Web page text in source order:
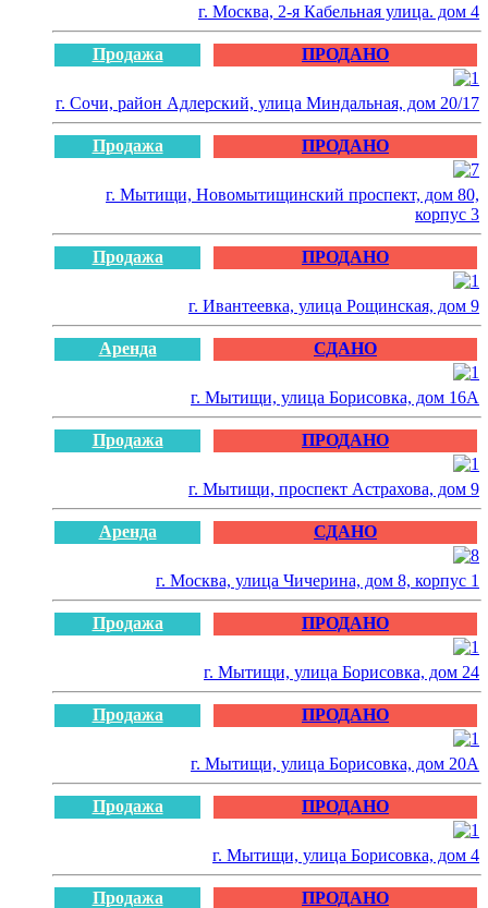
г. Москва, 2-я Кабельная улица. дом 4
Продажа ПРОДАНО
г. Сочи, район Адлерский, улица Миндальная, дом 20/17
Продажа ПРОДАНО
г. Мытищи, Новомытищинский проспект, дом 80,
корпус 3
Продажа ПРОДАНО
г. Ивантеевка, улица Рощинская, дом 9
Аренда СДАНО
г. Мытищи, улица Борисовка, дом 16А
Продажа ПРОДАНО
г. Мытищи, проспект Астрахова, дом 9
Аренда СДАНО
г. Москва, улица Чичерина, дом 8, корпус 1
Продажа ПРОДАНО
г. Мытищи, улица Борисовка, дом 24
Продажа ПРОДАНО
г. Мытищи, улица Борисовка, дом 20А
Продажа ПРОДАНО
г. Мытищи, улица Борисовка, дом 4
Продажа ПРОДАНО